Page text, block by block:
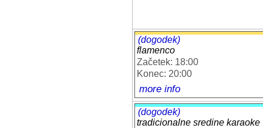
(dogodek)
flamenco
Začetek: 18:00
Konec: 20:00
more info
(dogodek)
tradicionalne sredine karaoke